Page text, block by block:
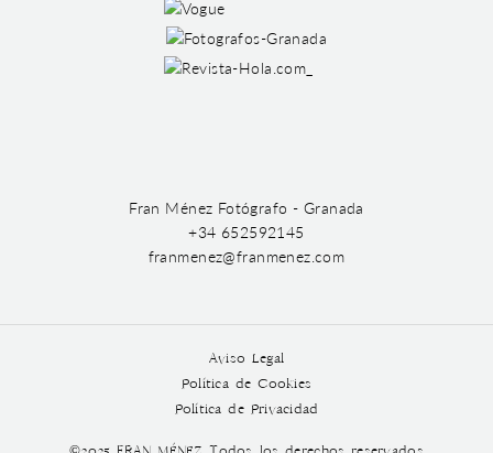
Fran Ménez Fotógrafo - Granada
+34 652592145
franmenez@franmenez.com
Aviso Legal
Política de Cookies
Política de Privacidad